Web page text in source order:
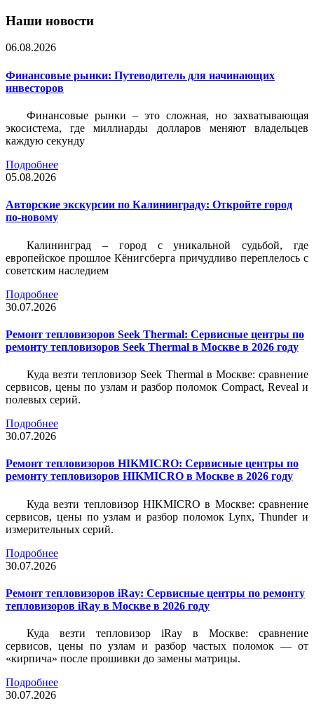
Наши новости
06.08.2026
Финансовые рынки: Путеводитель для начинающих
инвесторов
Финансовые рынки – это сложная, но захватывающая
экосистема, где миллиарды долларов меняют владельцев
каждую секунду
Подробнее
05.08.2026
Авторские экскурсии по Калининграду: Откройте город
по-новому
Калининград – город с уникальной судьбой, где
европейское прошлое Кёнигсберга причудливо переплелось с
советским наследием
Подробнее
30.07.2026
Ремонт тепловизоров Seek Thermal: Сервисные центры по
ремонту тепловизоров Seek Thermal в Москве в 2026 году
Куда везти тепловизор Seek Thermal в Москве: сравнение
сервисов, цены по узлам и разбор поломок Compact, Reveal и
полевых серий.
Подробнее
30.07.2026
Ремонт тепловизоров HIKMICRO: Сервисные центры по
ремонту тепловизоров HIKMICRO в Москве в 2026 году
Куда везти тепловизор HIKMICRO в Москве: сравнение
сервисов, цены по узлам и разбор поломок Lynx, Thunder и
измерительных серий.
Подробнее
30.07.2026
Ремонт тепловизоров iRay: Сервисные центры по ремонту
тепловизоров iRay в Москве в 2026 году
Куда везти тепловизор iRay в Москве: сравнение
сервисов, цены по узлам и разбор частых поломок — от
«кирпича» после прошивки до замены матрицы.
Подробнее
30.07.2026